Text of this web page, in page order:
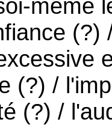
même
(?)
(?) /
(?) /